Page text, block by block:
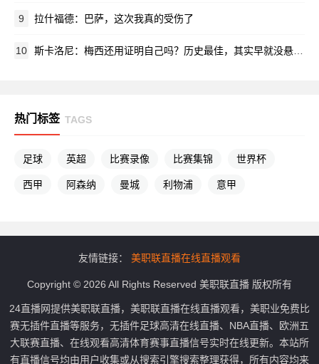
9 拉什福德：巴萨，这次我真的受伤了
10 斯卡洛尼：梅西还用证明自己吗？历史最佳，其实早就没悬念了
热门标签 TAGS
足球 英超 比赛录像 比赛集锦 世界杯
西甲 阿森纳 曼城 利物浦 意甲
友情链接： 美职联直播在线直播观看
Copyright © 2026 All Rights Reserved 美职联直播 版权所有
24直播网提供美职联直播，美职联直播在线直播观看，美职业免费比
赛无插件直播等服务，无插件足球高清在线直播、NBA直播、欧洲五
大联赛直播、在线观看高清体育赛事直播信号实时在线更新。本站所
有直播信号均由用户收集或从搜索引擎搜索整理获得，所有内容均来